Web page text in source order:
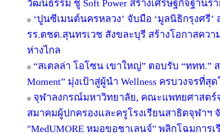
วัฒนธรรม ชู Soft Power สร้างเศรษฐกิจฐาน
‘ปูนซีเมนต์นครหลวง’ จับมือ ‘มูลนิธิกรุงศรี’
รร.ตชด.สุนทรเวช สังขละบุรี สร้างโอกาสคว
ห่างไกล
“สเตลล่า โอโซน เขาใหญ่” ตอบรับ “ททท.” ส
Moment” มุ่งเป้าสู่ผู้นำ Wellness ครบวงจรที่
จุฬาลงกรณ์มหาวิทยาลัย, คณะแพทยศาสตร์
สมาคมผู้ปกครองและครูโรงเรียนสาธิตจุฬาฯ
"MedUMORE หมอขอชาเลนจ์" พลิกโฉมการเรี